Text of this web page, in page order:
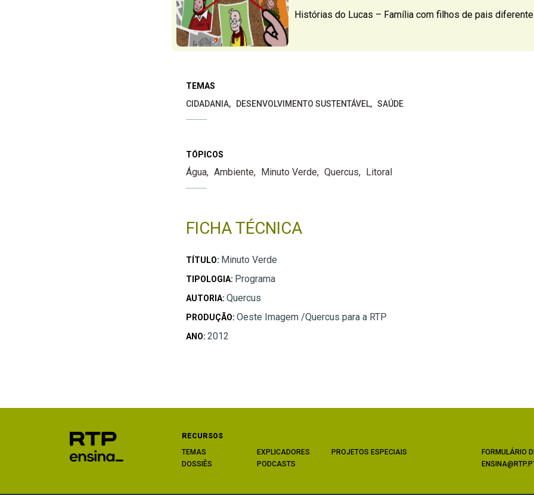
Histórias do Lucas – Família com filhos de pais
TEMAS
CIDADANIA
DESENVOLVIMENTO SUSTENTÁVEL SAÚDE
TÓPICOS
Água Ambiente Minuto Verde Quercus Litoral
FICHA TÉCNICA
TÍTULO: Minuto Verde
TIPOLOGIA: Programa
AUTORIA: Quercus
PRODUÇÃO: Oeste Imagem /Quercus para a RTP
ANO: 2012
RECURSOS
TEMAS
DOSSIÊS
EXPLICADORES
PODCASTS
PROJETOS ESPECIAIS
FORMULÁRIO